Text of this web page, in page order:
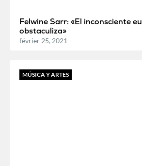
Felwine Sarr: «El inconsciente
obstaculiza»
février 25, 2021
MÚSICA Y ARTES